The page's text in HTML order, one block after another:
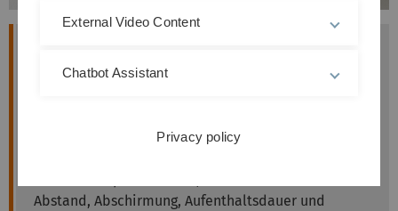
Da ionisierende Strahlung biologische Stoffe
essentiell. Unter Berücksichtigung der
Abstand, Abschirmung, Aufenthaltsdauer und
External Video Content
Chatbot Assistant
Privacy policy